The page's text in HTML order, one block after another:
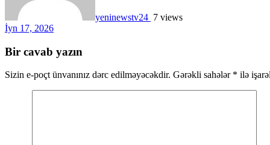
yeninewstv24 7 views
İyn 17, 2026
Bir cavab yazın
Sizin e-poçt ünvanınız dərc edilməyəcəkdir. Gərəkli sahələr * ilə